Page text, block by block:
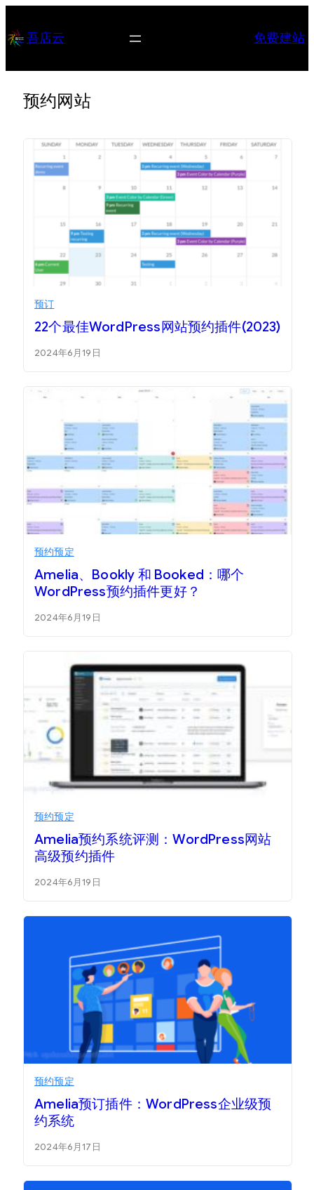
至 吾店云 免费建站
预约网站
预订
22个最佳WordPress网站预约插件(2023)
2024年6月19日
预约预定
Amelia、Bookly 和 Booked：哪个
WordPress预约插件更好？
2024年6月19日
预约预定
Amelia预约系统评测：WordPress网站
高级预约插件
2024年6月19日
预约预定
Amelia预订插件：WordPress企业级预
约系统
2024年6月17日